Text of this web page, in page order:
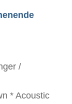
/
* Acoustic